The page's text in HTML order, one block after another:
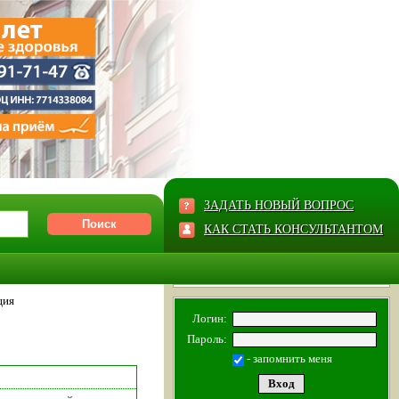
ЗАДАТЬ НОВЫЙ ВОПРОС
КАК СТАТЬ КОНСУЛЬТАНТОМ
Логин:
Пароль:
- запомнить меня